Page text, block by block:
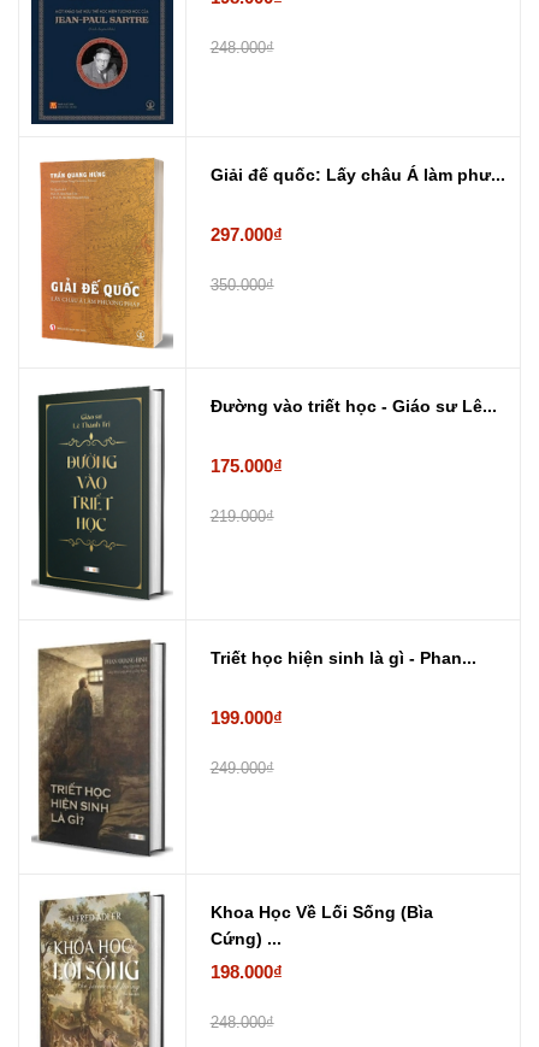
248.000₫
Giải đế quốc: Lấy châu Á làm phư...
297.000₫
350.000₫
Đường vào triết học - Giáo sư Lê...
175.000₫
219.000₫
Triết học hiện sinh là gì - Phan...
199.000₫
249.000₫
Khoa Học Về Lối Sống (Bìa
Cứng) ...
198.000₫
248.000₫